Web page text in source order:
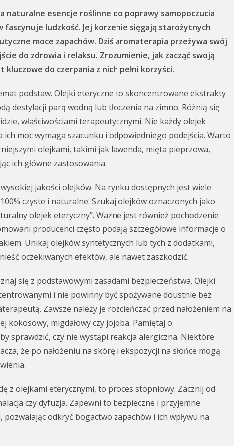
naturalne esencje roślinne do poprawy samopoczucia
fascynuje ludzkość. Jej korzenie sięgają starożytnych
moce zapachów. Dziś aromaterapia przeżywa swój
do zdrowia i relaksu. Zrozumienie, jak zacząć swoją
do czerpania z nich pełni korzyści.
podstaw. Olejki eteryczne to skoncentrowane ekstrakty
destylacji parą wodną lub tłoczenia na zimno. Różnią się
właściwościami terapeutycznymi. Nie każdy olejek
ich moc wymaga szacunku i odpowiedniego podejścia. Warto
olejkami, takimi jak lawenda, mięta pieprzowa,
ich główne zastosowania.
jakości olejków. Na rynku dostępnych jest wiele
czyste i naturalne. Szukaj olejków oznaczonych jako
olejek eteryczny”. Ważne jest również pochodzenie
producenci często podają szczegółowe informacje o
Unikaj olejków syntetycznych lub tych z dodatkami,
oczekiwanych efektów, ale nawet zaszkodzić.
się z podstawowymi zasadami bezpieczeństwa. Olejki
i nie powinny być spożywane doustnie bez
Zawsze należy je rozcieńczać przed nałożeniem na
kokosowy, migdałowy czy jojoba. Pamiętaj o
sprawdzić, czy nie wystąpi reakcja alergiczna. Niektóre
że po nałożeniu na skórę i ekspozycji na słońce mogą
z olejkami eterycznymi, to proces stopniowy. Zacznij od
czy dyfuzja. Zapewni to bezpieczne i przyjemne
odkryć bogactwo zapachów i ich wpływu na